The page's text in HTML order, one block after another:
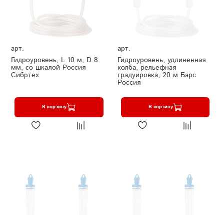
арт.
Гидроуровень, L 10 м, D 8
мм, со шкалой Россия
Сибртех
В корзину
арт.
Гидроуровень, удлиненная
колба, рельефная
градуировка, 20 м Барс
Россия
В корзину